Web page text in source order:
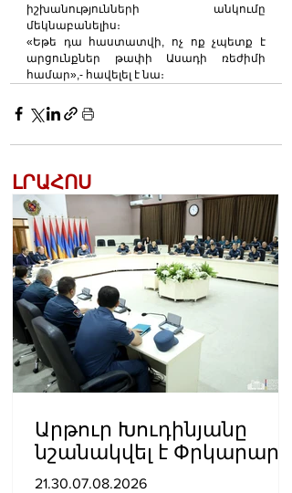
իշխանությունների անկումը
մեկնաբանելիս։
«Եթե դա հաստատվի, ոչ ոք չպետք է
արցունքներ թափի Ասադի ռեժիմի
համար»,- հավելել է նա։
ԼՐԱՀՈՍ
Արթուր Խուդինյանը
նշանակվել է Փրկարար
ծառայության տնօրենի
21.30.07.08.2026